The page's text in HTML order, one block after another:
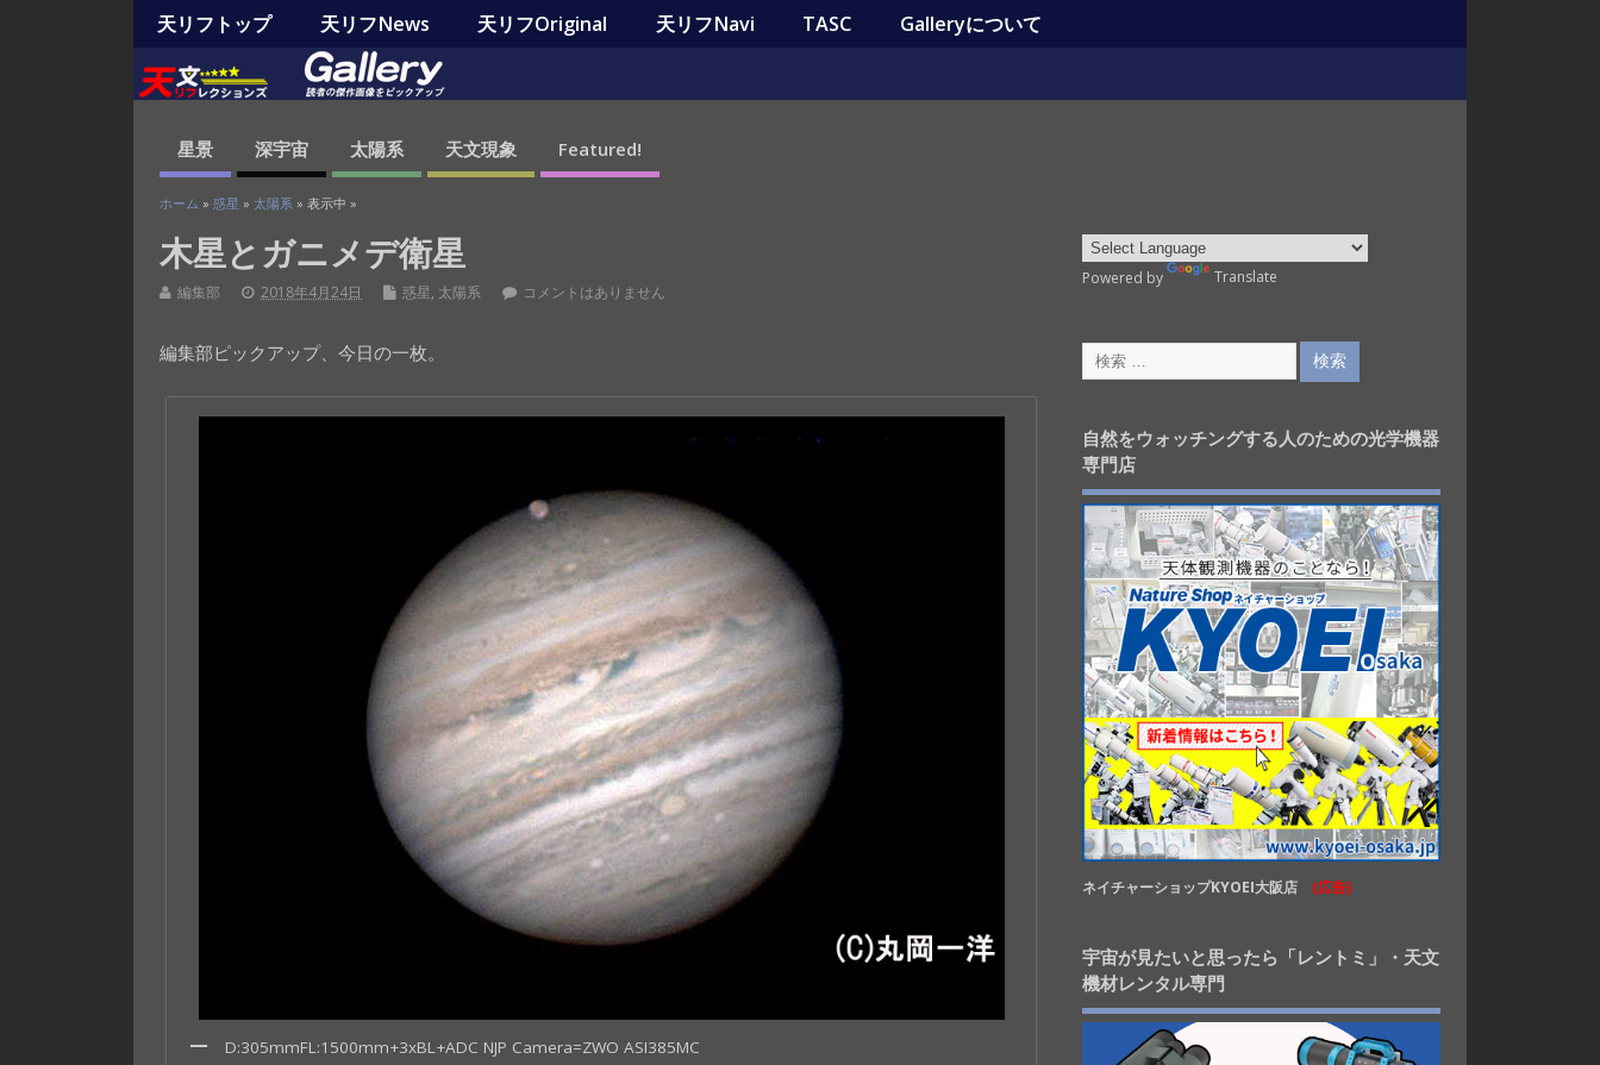
天リフトップ 天リフNews 天リフOriginal 天リフNavi TASC Galleryについて
星景 深宇宙 太陽系 天文現象 Featured!
ホーム »惑星 » 太陽系 » 表示中 »
木星とガニメデ衛星
編集部 2018年4月24日 惑星, 太陽系 コメントはありません
編集部ピックアップ、今日の一枚。
D:305mmFL:1500mm+3xBL+ADC NJP Camera=ZWO ASI385MC
Powered by Translate
自然をウォッチングする人のための光学機器
専門店
ネイチャーショップKYOEI大阪店 (広告)
宇宙が見たいと思ったら「レントミ」・天文
機材レンタル専門